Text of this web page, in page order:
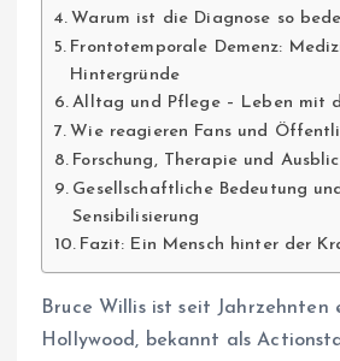
Warum ist die Diagnose so
Frontotemporale Demenz:
Hintergründe
Alltag und Pflege – Leben mit
Wie reagieren Fans und
Forschung, Therapie und
Gesellschaftliche Bedeutung und
Sensibilisierung
Fazit: Ein Mensch hinter der
Bruce Willis ist seit Jahrzehnten
Hollywood, bekannt als